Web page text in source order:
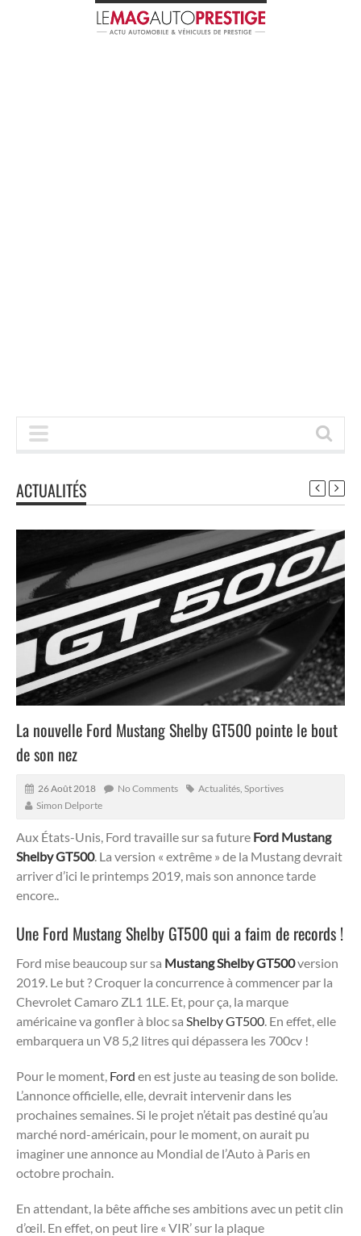
ACTUALITÉS
La nouvelle Ford Mustang Shelby GT500 pointe le bout
de son nez
26 Août 2018 No Comments Actualités Sportives
Simon Delporte
Aux États-Unis, Ford travaille sur sa future Ford Mustang
Shelby GT500. La version « extrême » de la Mustang devrait
arriver d’ici le printemps 2019, mais son annonce tarde
encore..
Une Ford Mustang Shelby GT500 qui a faim de records !
Ford mise beaucoup sur sa Mustang Shelby GT500version
2019. Le but ? Croquer la concurrence à commencer par la
Chevrolet Camaro ZL1 1LE. Et, pour ça, la marque
américaine va gonfler à bloc sa Shelby GT500. En effet, elle
embarquera un V8 5,2 litres qui dépassera les 700cv !
Pour le moment, Ford en est juste au teasing de son bolide.
L’annonce officielle, elle, devrait intervenir dans les
prochaines semaines. Si le projet n’était pas destiné qu’au
marché nord-américain, pour le moment, on aurait pu
imaginer une annonce au Mondial de l’Auto à Paris en
octobre prochain.
En attendant, la bête affiche ses ambitions avec un petit clin
d’œil. En effet, on peut lire « VIR’ sur la plaque